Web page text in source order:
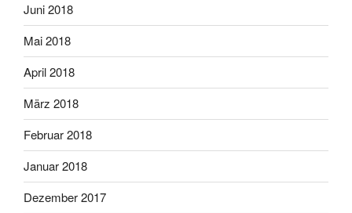
Juni 2018
Mai 2018
April 2018
März 2018
Februar 2018
Januar 2018
Dezember 2017